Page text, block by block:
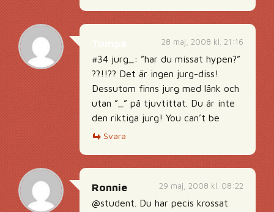
28 maj, 2008 kl. 21:16
#34 jurg_: ”har du missat hypen?”
??!!?? Det är ingen jurg-diss!
Dessutom finns jurg med länk och
utan ”_” på tjuvtittat. Du är inte
den riktiga jurg! You can’t be
Svara
29 maj, 2008 kl. 08:22
Ronnie
@student. Du har pecis krossat